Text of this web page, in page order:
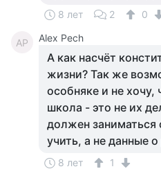
8 лет 2 0
AP Alex Pech
А как насчёт
жизни? Так же
особняке и не хочу,
школа - это не их
должен
учить, а не данные
8 лет 1